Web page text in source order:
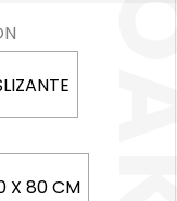
X 80 CM